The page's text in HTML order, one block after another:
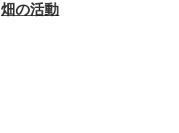
畑の活動